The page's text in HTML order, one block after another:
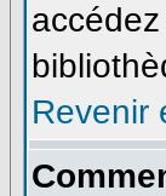
Revenir